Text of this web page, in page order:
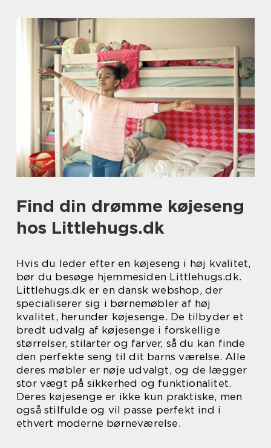
Find din drømme køjeseng
hos Littlehugs.dk
Hvis du leder efter en køjeseng i høj kvalitet,
bør du besøge hjemmesiden Littlehugs.dk.
Littlehugs.dk er en dansk webshop, der
specialiserer sig i børnemøbler af høj
kvalitet, herunder køjesenge. De tilbyder et
bredt udvalg af køjesenge i forskellige
størrelser, stilarter og farver, så du kan finde
den perfekte seng til dit barns værelse. Alle
deres møbler er nøje udvalgt, og de lægger
stor vægt på sikkerhed og funktionalitet.
Deres køjesenge er ikke kun praktiske, men
også stilfulde og vil passe perfekt ind i
ethvert moderne børneværelse.